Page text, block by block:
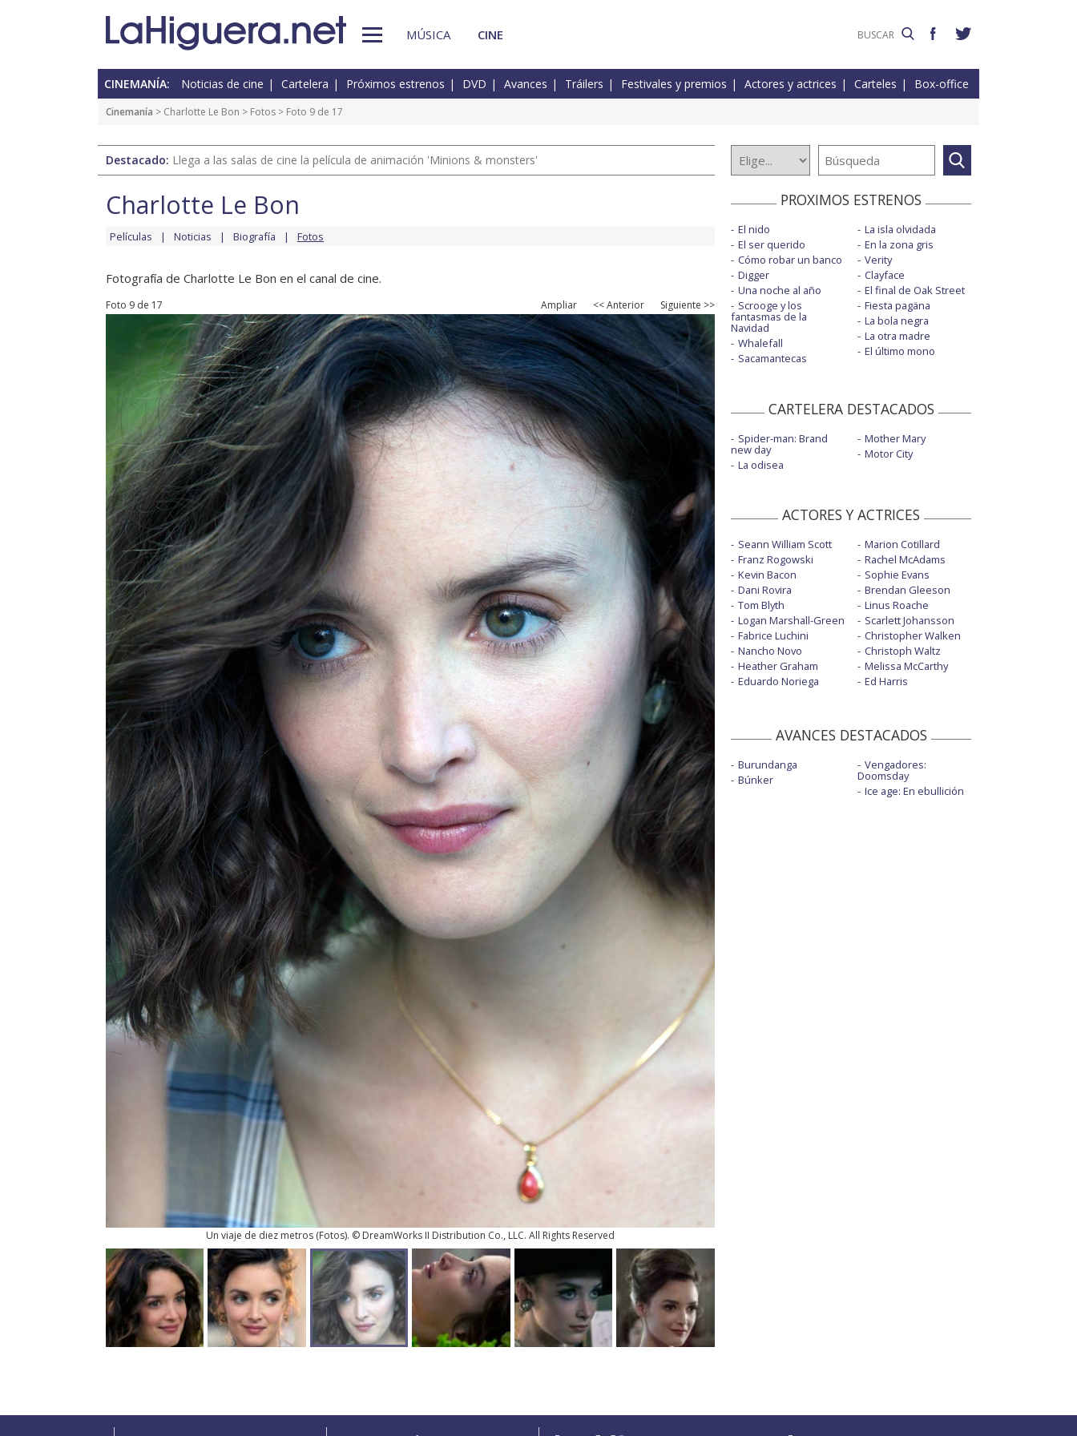
MÚSICA CINE
CINEMANÍA: Noticias de cine Cartelera Próximos estrenos DVD Avances Tráilers Festivales y premios Actores y actrices Carteles Box-office
Cinemanía > Charlotte Le Bon > Fotos > Foto 9 de 17
Destacado: Llega a las salas de cine la película de animación 'Minions & monsters'
Charlotte Le Bon
Películas Noticias Biografía Fotos
Fotografía de Charlotte Le Bon en el canal de cine.
Foto 9 de 17 Ampliar << Anterior Siguiente >>
Un viaje de diez metros (Fotos). © DreamWorks II Distribution Co., LLC. All Rights Reserved
PROXIMOS ESTRENOS
El nido
El ser querido
Cómo robar un banco
Digger
Una noche al año
Scrooge y los
fantasmas de la
Navidad
Whalefall
Sacamantecas
La isla olvidada
En la zona gris
Verity
Clayface
El final de Oak Street
Fiesta pagäna
La bola negra
La otra madre
El último mono
CARTELERA DESTACADOS
Spider-man: Brand
new day
La odisea
Mother Mary
Motor City
ACTORES Y ACTRICES
Seann William Scott
Franz Rogowski
Kevin Bacon
Dani Rovira
Tom Blyth
Logan Marshall-Green
Fabrice Luchini
Nancho Novo
Heather Graham
Eduardo Noriega
Marion Cotillard
Rachel McAdams
Sophie Evans
Brendan Gleeson
Linus Roache
Scarlett Johansson
Christopher Walken
Christoph Waltz
Melissa McCarthy
Ed Harris
AVANCES DESTACADOS
Burundanga
Búnker
Vengadores:
Doomsday
Ice age: En ebullición